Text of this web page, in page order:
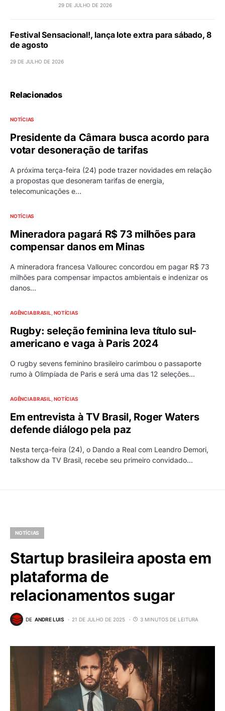
29 DE JULHO DE 2026
Festival Sensacional!, lança lote extra para sábado, 8
de agosto
29 DE JULHO DE 2026
Relacionados
NOTÍCIAS
Presidente da Câmara busca acordo para
votar desoneração de tarifas
A próxima terça-feira (24) pode trazer novidades em relação
a propostas que desoneram tarifas de energia,
telecomunicações e…
NOTÍCIAS
Mineradora pagará R$ 73 milhões para
compensar danos em Minas
A mineradora francesa Vallourec concordou em pagar R$ 73
milhões para compensar impactos ambientais e indenizar os
danos…
AGÊNCIA BRASIL NOTÍCIAS
Rugby: seleção feminina leva título sul-
americano e vaga à Paris 2024
O rugby sevens feminino brasileiro carimbou o passaporte
rumo à Olimpíada de Paris e será uma das 12 seleções…
AGÊNCIA BRASIL NOTÍCIAS
Em entrevista à TV Brasil, Roger Waters
defende diálogo pela paz
Nesta terça-feira (24), o Dando a Real com Leandro Demori,
talkshow da TV Brasil, recebe seu primeiro convidado…
NOTÍCIAS
Startup brasileira aposta em
plataforma de
relacionamentos sugar
DE ANDRE LUIS 21 DE JULHO DE 2025 3 MINUTOS DE LEITURA